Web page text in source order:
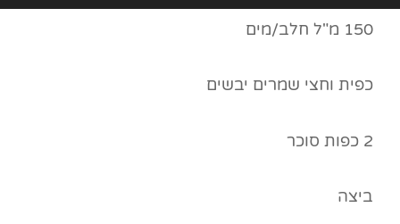
150 מ"ל חלב/מים
כפית וחצי שמרים יבשים
2 כפות סוכר
ביצה